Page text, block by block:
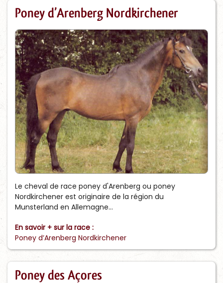
Poney d’Arenberg Nordkirchener
Le cheval de race poney d'Arenberg ou poney
Nordkirchener est originaire de la région du
Munsterland en Allemagne...
En savoir + sur la race :
Poney d’Arenberg Nordkirchener
Poney des Açores